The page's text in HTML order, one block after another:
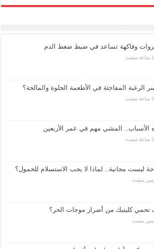
وفاكهة تساعد في ضبط ضغط الدم
الرغبة المفاجئة في الأطعمة الحلوة والمالحة؟
الأسباب.. المشي مهم في عمر الأربعين
ليست مجانية.. لماذا لا يجب الاستسلام للخمول؟
مضت
تحمي كليتيك من أضرار موجات الحر؟
مضت